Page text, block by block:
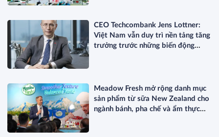
CEO Techcombank Jens Lottner:
Việt Nam vẫn duy trì nền tảng tăng
trưởng trước những biến động
Meadow Fresh mở rộng danh mục
sản phẩm từ sữa New Zealand cho
ngành bánh, pha chế và ẩm thực